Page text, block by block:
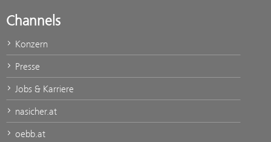
Channels
Konzern
Presse
Jobs & Karriere
nasicher.at
oebb.at